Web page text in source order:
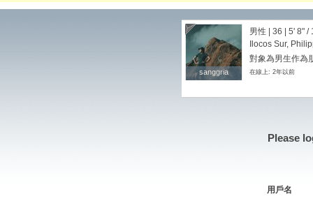
sanggria
sanggria
男性 | 36 | 5' 8" /
Ilocos Sur,
對象為男生作為
在線上: 2年以前
Please
用戶名